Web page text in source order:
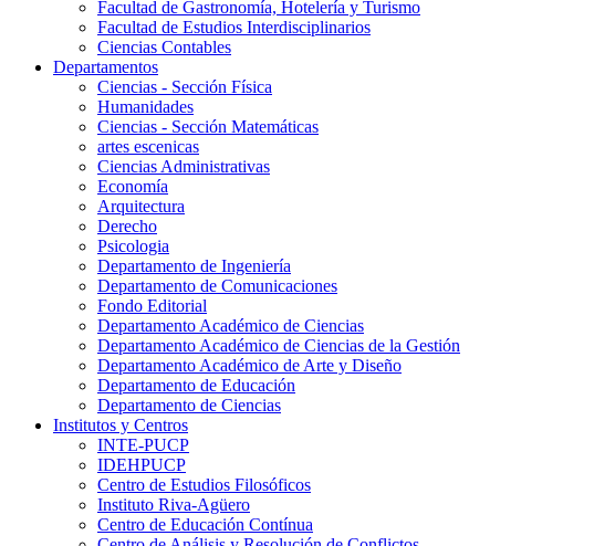
Facultad de Gastronomía, Hotelería y Turismo
Facultad de Estudios Interdisciplinarios
Ciencias Contables
Departamentos
Ciencias - Sección Física
Humanidades
Ciencias - Sección Matemáticas
artes escenicas
Ciencias Administrativas
Economía
Arquitectura
Derecho
Psicologia
Departamento de Ingeniería
Departamento de Comunicaciones
Fondo Editorial
Departamento Académico de Ciencias
Departamento Académico de Ciencias de la Gestión
Departamento Académico de Arte y Diseño
Departamento de Educación
Departamento de Ciencias
Institutos y Centros
INTE-PUCP
IDEHPUCP
Centro de Estudios Filosóficos
Instituto Riva-Agüero
Centro de Educación Contínua